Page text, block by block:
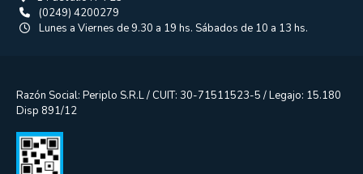
(0249) 4200279
Lunes a Viernes de 9.30 a 19 hs. Sábados de 10 a 13 hs.
Razón Social: Periplo S.R.L / CUIT: 30-71511523-5 / Legajo: 15.180
Disp 891/12